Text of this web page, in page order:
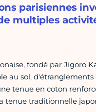
parisiennes
multiples
fondé par Jigoro
au sol,
tenue en coton
tenue traditionnelle